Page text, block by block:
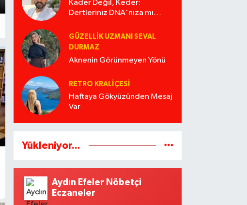
Kader Değil, Keder:
Dertleriniz DNA'nıza mı
GÜZELLIK UZMANI SEVAL
DURMAZ
Aknenin Görünmeyen Yönü
RETRO KRALIÇESI
Haftaya Gökyüzünden Mesaj
Var
Yükleniyor...
Aydın Efeler Nöbetçi
Eczaneler